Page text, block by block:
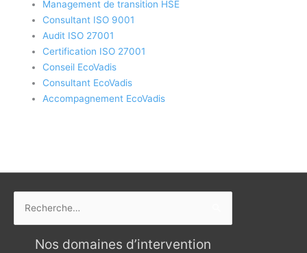
Management de transition HSE
Consultant ISO 9001
Audit ISO 27001
Certification ISO 27001
Conseil EcoVadis
Consultant EcoVadis
Accompagnement EcoVadis
Nos domaines d’intervention